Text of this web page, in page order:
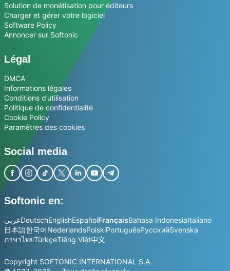
Solution de monétisation pour éditeurs
Charger et gérer votre logiciel
Software Policy
Annoncer sur Softonic
Légal
DMCA
Informations légales
Conditions d’utilisation
Politique de confidentialité
Cookie Policy
Paramètres des cookies
Social media
Softonic en:
عربيDeutschEnglishEspañolFrançaisBahasa IndonesiaItaliano
日本語한국어NederlandsPolskiPortuguêsРусскийSvenska
ภาษาไทยTürkçeTiếng Việt中文
Copyright SOFTONIC INTERNATIONAL S.A.